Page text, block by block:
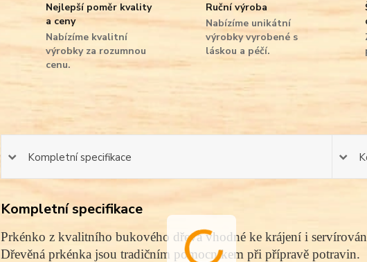
Nejlepší poměr kvality
a ceny
Nabízíme kvalitní
výrobky za rozumnou
cenu.
Ruční výroba
Nabízíme unikátní
výrobky vyrobené s
láskou a péčí.
Kompletní specifikace
Kompletní specifikace
Prkénko z kvalitního bukového dřeva vhodné ke krájení i
Dřevěná prkénka jsou tradičním pomocníkem při přípravě potravin.